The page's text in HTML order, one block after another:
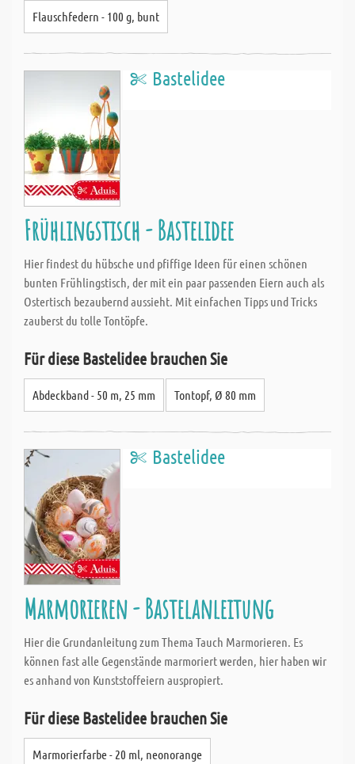
Flauschfedern - 100 g, bunt
Bastelidee
Frühlingstisch - Bastelidee
Hier findest du hübsche und pfiffige Ideen für einen schönen
bunten Frühlingstisch, der mit ein paar passenden Eiern auch als
Ostertisch bezaubernd aussieht. Mit einfachen Tipps und Tricks
zauberst du tolle Tontöpfe.
Für diese Bastelidee brauchen Sie
Abdeckband - 50 m, 25 mm Tontopf, Ø 80 mm
Bastelidee
Marmorieren - Bastelanleitung
Hier die Grundanleitung zum Thema Tauch Marmorieren. Es
können fast alle Gegenstände marmoriert werden, hier haben wir
es anhand von Kunststoffeiern auspropiert.
Für diese Bastelidee brauchen Sie
Marmorierfarbe - 20 ml, neonorange